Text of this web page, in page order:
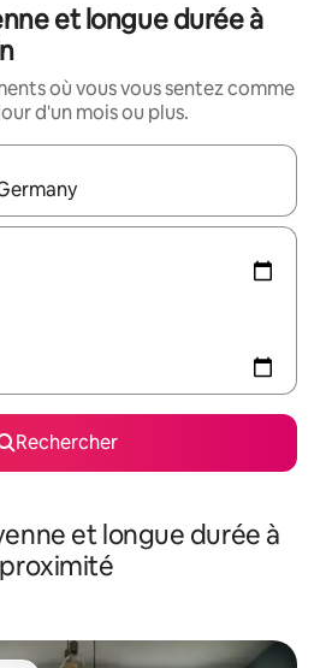
et longue durée à
où vous vous sentez comme
d'un mois ou plus.
utilisez les flèches vers le
Rechercher
et longue durée à
proximité